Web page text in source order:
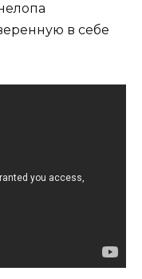
в себе